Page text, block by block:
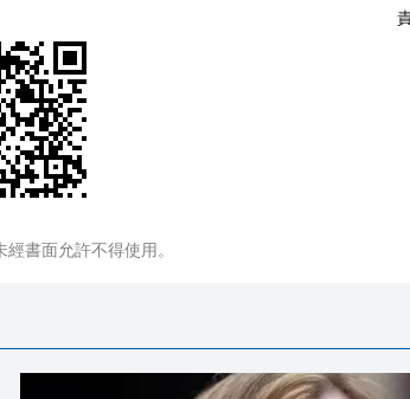
書面允許不得使用。